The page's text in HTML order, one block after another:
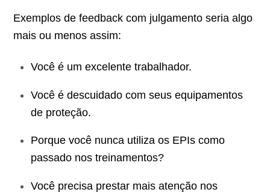
Exemplos de feedback com julgamento seria algo
mais ou menos assim:
Você é um excelente trabalhador.
Você é descuidado com seus equipamentos
de proteção.
Porque você nunca utiliza os EPIs como
passado nos treinamentos?
Você precisa prestar mais atenção nos